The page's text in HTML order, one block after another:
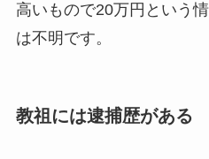
高いもので20万円という
は不明です。
教祖には逮捕歴がある